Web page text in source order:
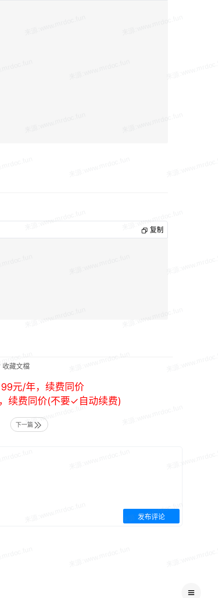
复制
收藏文檔
元/年，续费同价
续费同价(不要✓自动续费)
下一篇
发布评论